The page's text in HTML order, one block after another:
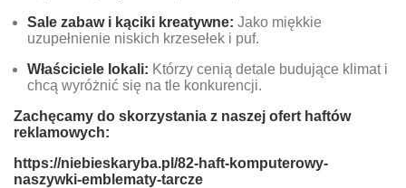
Sale zabaw i kąciki kreatywne: Jako miękkie
uzupełnienie niskich krzesełek i puf.
Właściciele lokali: Którzy cenią detale budujące klimat i
chcą wyróżnić się na tle konkurencji.
Zachęcamy do skorzystania z naszej ofert haftów
reklamowych:
https://niebieskaryba.pl/82-haft-komputerowy-
naszywki-emblematy-tarcze